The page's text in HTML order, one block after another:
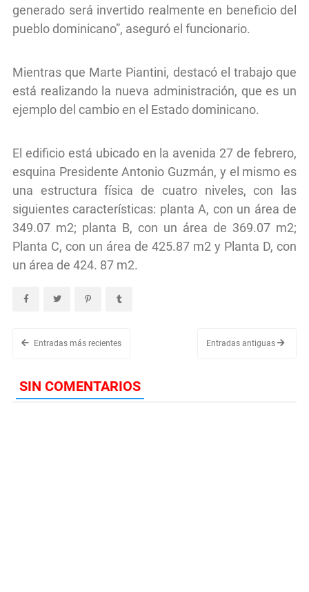
generado será invertido realmente en beneficio del
pueblo dominicano”, aseguró el funcionario.
Mientras que Marte Piantini, destacó el trabajo que
está realizando la nueva administración, que es un
ejemplo del cambio en el Estado dominicano.
El edificio está ubicado en la avenida 27 de febrero,
esquina Presidente Antonio Guzmán, y el mismo es
una estructura física de cuatro niveles, con las
siguientes características: planta A, con un área de
349.07 m2; planta B, con un área de 369.07 m2;
Planta C, con un área de 425.87 m2 y Planta D, con
un área de 424. 87 m2.
Entradas más recientes Entradas antiguas
SIN COMENTARIOS